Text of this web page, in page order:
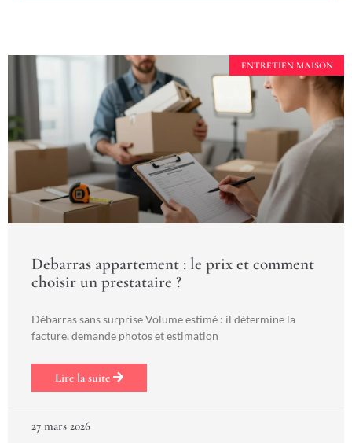
ENTRETIEN MAISON
Debarras appartement : le prix et comment
choisir un prestataire ?
Débarras sans surprise Volume estimé : il détermine la
facture, demande photos et estimation
Lire la suite
27 mars 2026